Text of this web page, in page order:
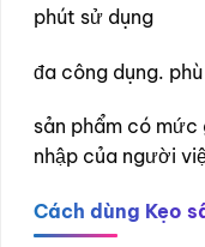
phút sử dụng
đa công dụng.
sản phẩm có
nhập của người
Cách dùng Kẹo